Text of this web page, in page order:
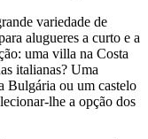
variedade de
alugueres a curto e a
uma villa na Costa
italianas? Uma
Bulgária ou um castelo
lhe a opção dos